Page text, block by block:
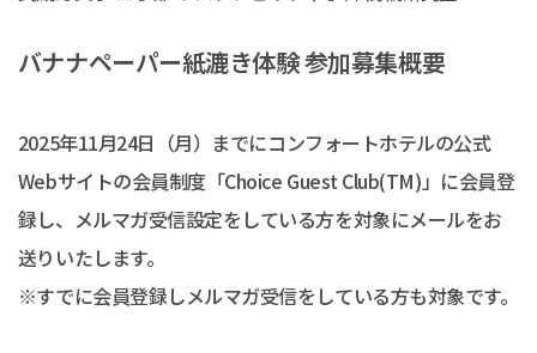
バナナペーパー紙漉き体験 参加募集概要
2025年11月24日（月）までにコンフォートホテルの公式
Webサイトの会員制度「Choice Guest Club(TM)」に会員登
録し、メルマガ受信設定をしている方を対象にメールをお
送りいたします。
※すでに会員登録しメルマガ受信をしている方も対象です。